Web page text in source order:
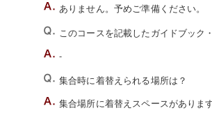
ありません。予めご準備ください。
このコースを記載したガイドブック
-
集合時に着替えられる場所は？
集合場所に着替えスペースがあります